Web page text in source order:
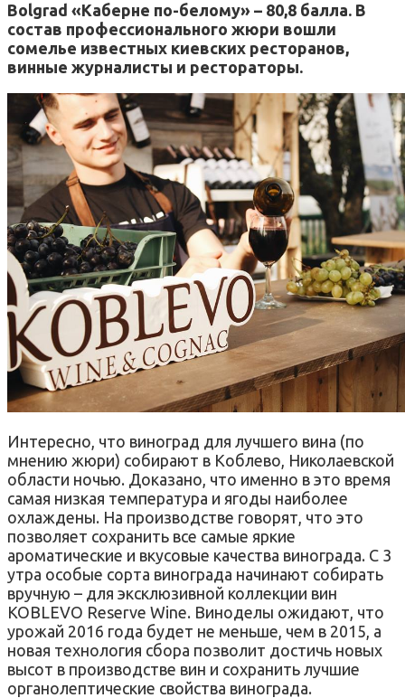
Bolgrad «Каберне по-белому» – 80,8 балла. В
состав профессионального жюри вошли
сомелье известных киевских ресторанов,
винные журналисты и рестораторы.
Интересно, что виноград для лучшего вина (по
мнению жюри) собирают в Коблево, Николаевской
области ночью. Доказано, что именно в это время
самая низкая температура и ягоды наиболее
охлаждены. На производстве говорят, что это
позволяет сохранить все самые яркие
ароматические и вкусовые качества винограда. С 3
утра особые сорта винограда начинают собирать
вручную – для эксклюзивной коллекции вин
KOBLEVO Reserve Wine. Виноделы ожидают, что
урожай 2016 года будет не меньше, чем в 2015, а
новая технология сбора позволит достичь новых
высот в производстве вин и сохранить лучшие
органолептические свойства винограда.